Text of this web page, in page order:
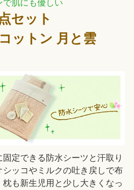
で肌にも優しい
セット
ットン 月と雲
定できる防水シーツと汗取り
ッコやミルクの吐き戻しで布
も新生児用と少し大きくなっ